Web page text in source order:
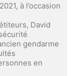
à l’occasion
David
gendarme
en